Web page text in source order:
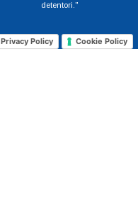
detentori."
Privacy Policy Cookie Policy